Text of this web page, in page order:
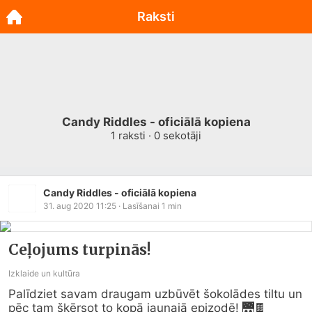
Candy Riddles - oficiālā kopiena
1 raksti · 0 sekotāji
Candy Riddles - oficiālā kopiena
31. aug 2020 11:25 · Lasīšanai 1 min
Ceļojums turpinās!
Izklaide un kultūra
Palīdziet savam draugam uzbūvēt šokolādes tiltu un
pēc tam šķērsot to kopā jaunajā epizodē! 🌉🍫
Raksti